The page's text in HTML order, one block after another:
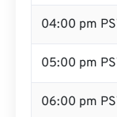
04:00 pm
05:00 pm
06:00 pm